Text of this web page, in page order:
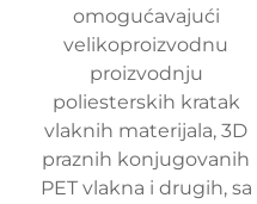
omogućavajući
velikoproizvodnu
proizvodnju
poliesterskih kratak
vlaknih materijala, 3D
praznih konjugovanih
PET vlakna i drugih, sa